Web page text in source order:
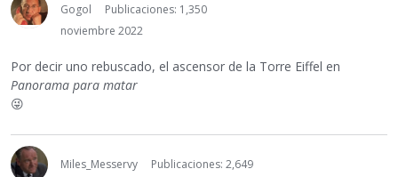
Gogol
Publicaciones: 1,350
noviembre 2022
Por decir uno rebuscado, el ascensor de la Torre Eiffel en
Panorama para matar
😜
Miles_Messervy
Publicaciones: 2,649